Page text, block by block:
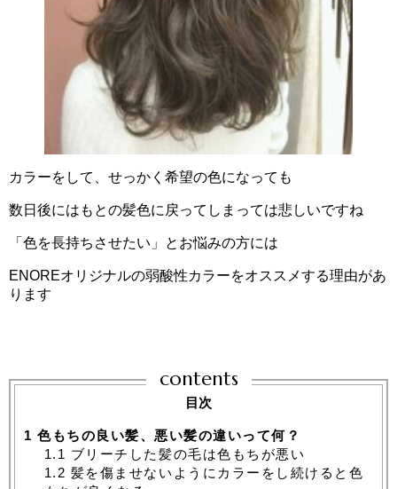
カラーをして、せっかく希望の色になっても
数日後にはもとの髪色に戻ってしまっては悲しいですね
「色を長持ちさせたい」とお悩みの方には
ENOREオリジナルの弱酸性カラーをオススメする理由があ
ります
contents
目次
1 色もちの良い髪、悪い髪の違いって何？
1.1 ブリーチした髪の毛は色もちが悪い
1.2 髪を傷ませないようにカラーをし続けると色